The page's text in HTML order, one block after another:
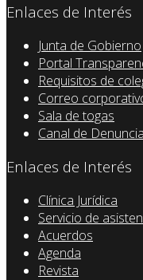
Enlaces de Interés
Junta de Gobierno
Portal
Requisitos de
Correo
Sala de togas
Canal de
Enlaces de Interés
Clínica Jurídica
Servicio de
Acuerdos
Agenda
Revista